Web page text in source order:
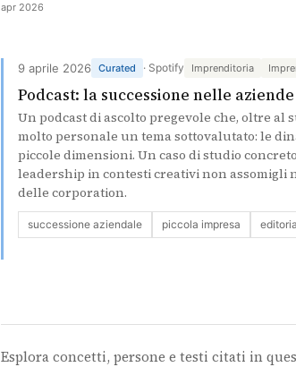
apr 2026
9 aprile 2026 Curated · Spotify Imprenditoria
Podcast: la successione nelle
Un podcast di ascolto pregevole che, oltre
molto personale un tema sottovalutato: le
piccole dimensioni. Un caso di studio
leadership in contesti creativi non
delle corporation.
successione aziendale piccola impresa editoria
Esplora concetti, persone e testi citati in